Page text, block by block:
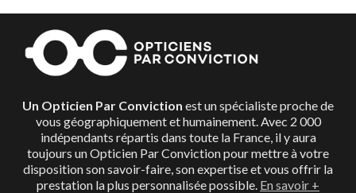
Un Opticien Par Conviction est un spécialiste proche de
vous géographiquement et humainement. Avec 2 000
indépendants répartis dans toute la France, il y aura
toujours un Opticien Par Conviction pour mettre à votre
disposition son savoir-faire, son expertise et vous offrir la
prestation la plus personnalisée possible. En savoir +